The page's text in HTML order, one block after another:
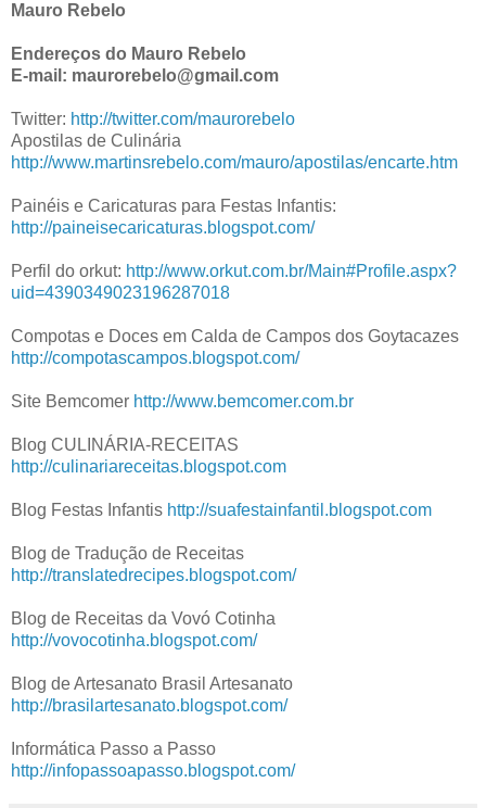
Mauro Rebelo
Endereços do Mauro Rebelo
E-mail: maurorebelo@gmail.com
Twitter: http://twitter.com/maurorebelo
Apostilas de Culinária
http://www.martinsrebelo.com/mauro/apostilas/encarte.htm
Painéis e Caricaturas para Festas Infantis:
http://paineisecaricaturas.blogspot.com/
Perfil do orkut: http://www.orkut.com.br/Main#Profile.aspx?
uid=4390349023196287018
Compotas e Doces em Calda de Campos dos Goytacazes
http://compotascampos.blogspot.com/
Site Bemcomer http://www.bemcomer.com.br
Blog CULINÁRIA-RECEITAS
http://culinariareceitas.blogspot.com
Blog Festas Infantis http://suafestainfantil.blogspot.com
Blog de Tradução de Receitas
http://translatedrecipes.blogspot.com/
Blog de Receitas da Vovó Cotinha
http://vovocotinha.blogspot.com/
Blog de Artesanato Brasil Artesanato
http://brasilartesanato.blogspot.com/
Informática Passo a Passo
http://infopassoapasso.blogspot.com/